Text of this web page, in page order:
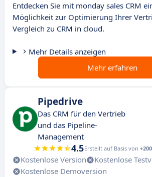
Entdecken Sie mit monday sales CRM
Möglichkeit zur Optimierung Ihrer
Vergleich zu CRM in cloud.
Mehr Details anzeigen
Mehr erfahren
Pipedrive
Das CRM für den Vertrieb
und das Pipeline-
Management
4.5Erstellt auf Basis von
Kostenlose Version
Kostenlose
Kostenlose Demoversion